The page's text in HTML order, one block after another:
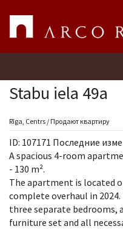
Поиск
Оценка
Предприятие
Услуги
Stabu iela 49a
Rīga, Centrs / Продают квартиру
ID: 107171 Последние
A spacious 4-room
- 130 m².
The apartment is located
complete overhaul in
three separate
furniture set and all